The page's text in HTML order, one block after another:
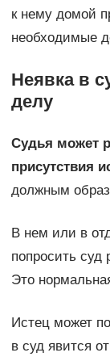
к нему домой
необходимые
Неявка в
делу
Судья может
присутствия
должным
В нем или в
попросить суд
Это
Истец может
в суд явится